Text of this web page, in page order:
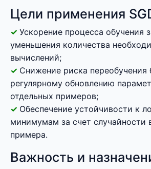
Цели применения
Ускорение процесса обучения
уменьшения количества
вычислений;
Снижение риска переобучения
регулярному обновлению
отдельных примеров;
Обеспечение устойчивости к
минимумам за счет случайности
примера.
Важность и